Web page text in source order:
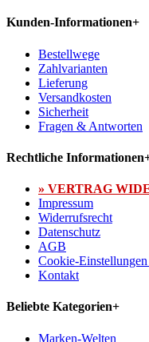
Kunden-Informationen+
Bestellwege
Zahlvarianten
Lieferung
Versandkosten
Sicherheit
Fragen & Antworten
Rechtliche Informationen
» VERTRAG
Impressum
Widerrufsrecht
Datenschutz
AGB
Cookie-Einstellungen
Kontakt
Beliebte Kategorien+
Marken-Welten